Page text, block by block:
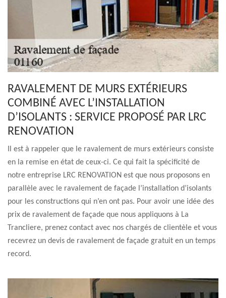
RAVALEMENT DE MURS EXTÉRIEURS
COMBINÉ AVEC L’INSTALLATION
D’ISOLANTS : SERVICE PROPOSÉ PAR LRC
RENOVATION
Il est à rappeler que le ravalement de murs extérieurs consiste
en la remise en état de ceux-ci. Ce qui fait la spécificité de
notre entreprise LRC RENOVATION est que nous proposons en
parallèle avec le ravalement de façade l’installation d’isolants
pour les constructions qui n’en ont pas. Pour avoir une idée des
prix de ravalement de façade que nous appliquons à La
Trancliere, prenez contact avec nos chargés de clientèle et vous
recevrez un devis de ravalement de façade gratuit en un temps
record.